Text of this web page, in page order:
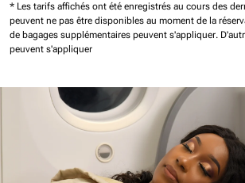
* Les tarifs affichés ont été enregistrés au cours des
peuvent ne pas être disponibles au moment de la
de bagages supplémentaires peuvent s'appliquer.
peuvent s'appliquer